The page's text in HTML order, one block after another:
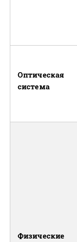
Оптическая
система
Физические